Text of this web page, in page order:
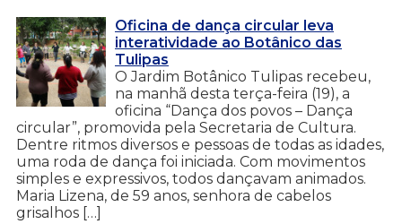
Oficina de dança circular leva
interatividade ao Botânico das
Tulipas
O Jardim Botânico Tulipas recebeu,
na manhã desta terça-feira (19), a
oficina “Dança dos povos – Dança
circular”, promovida pela Secretaria de Cultura.
Dentre ritmos diversos e pessoas de todas as idades,
uma roda de dança foi iniciada. Com movimentos
simples e expressivos, todos dançavam animados.
Maria Lizena, de 59 anos, senhora de cabelos
grisalhos […]